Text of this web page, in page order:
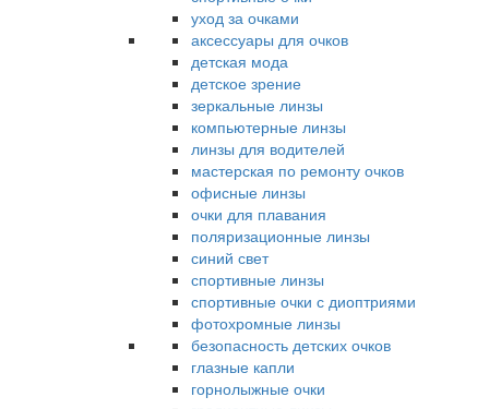
уход за очками
аксессуары для очков
детская мода
детское зрение
зеркальные линзы
компьютерные линзы
линзы для водителей
мастерская по ремонту очков
офисные линзы
очки для плавания
поляризационные линзы
синий свет
спортивные линзы
спортивные очки с диоптриями
фотохромные линзы
безопасность детских очков
глазные капли
горнолыжные очки